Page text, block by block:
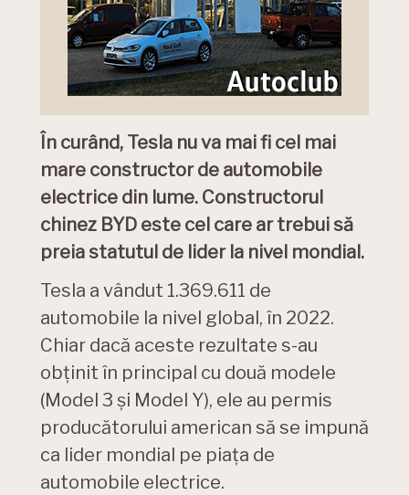
În curând, Tesla nu va mai fi cel mai
mare constructor de automobile
electrice din lume. Constructorul
chinez BYD este cel care ar trebui să
preia statutul de lider la nivel mondial.
Tesla a vândut 1.369.611 de
automobile la nivel global, în 2022.
Chiar dacă aceste rezultate s-au
obținit în principal cu două modele
(Model 3 și Model Y), ele au permis
producătorului american să se impună
ca lider mondial pe piața de
automobile electrice.